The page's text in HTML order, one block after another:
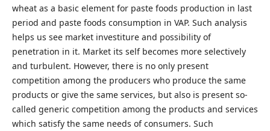
wheat as a basic element for paste foods production in last
period and paste foods consumption in VAP. Such analysis
helps us see market investiture and possibility of
penetration in it. Market its self becomes more selectively
and turbulent. However, there is no only present
competition among the producers who produce the same
products or give the same services, but also is present so-
called generic competition among the products and services
which satisfy the same needs of consumers. Such